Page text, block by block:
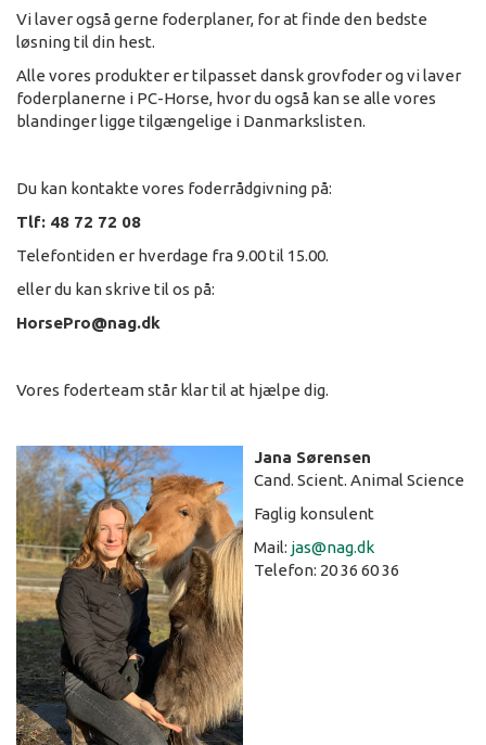
Vi laver også gerne foderplaner, for at finde den bedste
løsning til din hest.
Alle vores produkter er tilpasset dansk grovfoder og vi laver
foderplanerne i PC-Horse, hvor du også kan se alle vores
blandinger ligge tilgængelige i Danmarkslisten.
Du kan kontakte vores foderrådgivning på:
Tlf: 48 72 72 08
Telefontiden er hverdage fra 9.00 til 15.00.
eller du kan skrive til os på:
HorsePro@nag.dk
Vores foderteam står klar til at hjælpe dig.
Jana Sørensen
Cand. Scient. Animal Science
Faglig konsulent
Mail: jas@nag.dk
Telefon: 20 36 60 36